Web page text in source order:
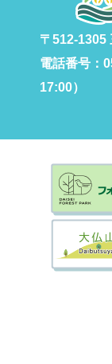
〒512-1305
電話番号：
17:00）